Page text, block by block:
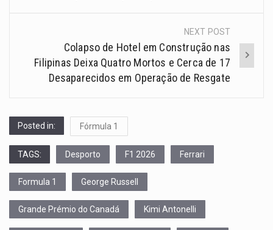
NEXT POST
Colapso de Hotel em Construção nas
Filipinas Deixa Quatro Mortos e Cerca de 17
Desaparecidos em Operação de Resgate
Posted in: Fórmula 1
TAGS: Desporto F1 2026 Ferrari
Formula 1 George Russell
Grande Prémio do Canadá Kimi Antonelli